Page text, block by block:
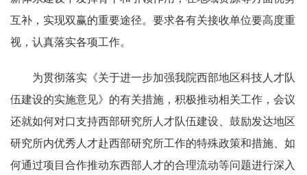
互补，实现双赢的重要途径。要求各有关接收单位要高度重
视，认真落实各项工作。
为贯彻落实《关于进一步加强我院西部地区科技人才队
伍建设的实施意见》的有关措施，积极推动相关工作，会议
还就如何对口支持西部研究所人才队伍建设、鼓励发达地区
研究所内优秀人才赴西部研究所工作的特殊政策和措施、如
何通过项目合作推动东西部人才的合理流动等问题进行深入